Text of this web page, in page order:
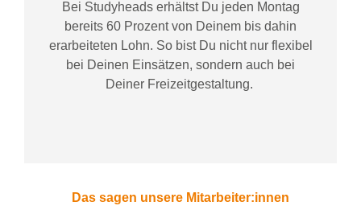
Bei Studyheadserhältst Du jeden Montag
bereits 60 Prozent von Deinem bis dahin
erarbeiteten Lohn. So bist Du nicht nur flexibel
bei Deinen Einsätzen, sondern auch bei
DeinerFreizeitgestaltung.
Das sagen unsere Mitarbeiter:innen